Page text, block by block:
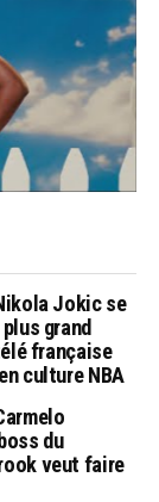
Jokic se
grand
française
culture NBA
du
veut faire